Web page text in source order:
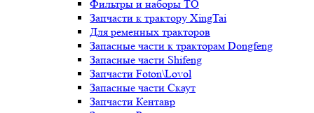
Фильтры и наборы ТО
Запчасти к трактору XingTai
Для ременных тракторов
Запасные части к тракторам Dongfeng
Запасные части Shifeng
Запчасти Foton\Lovol
Запасные части Скаут
Запчасти Кентавр